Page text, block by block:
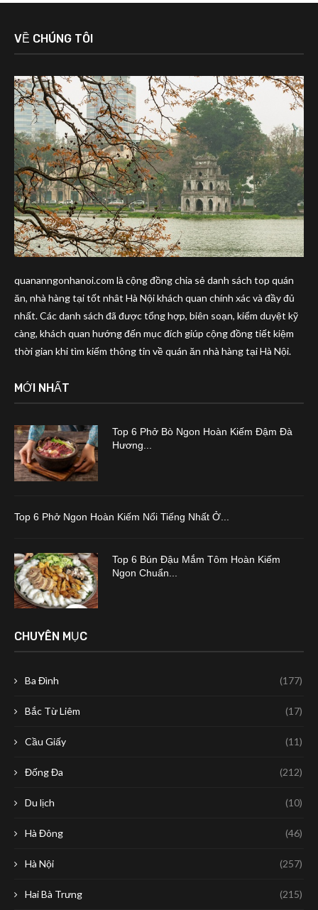
VỀ CHÚNG TÔI
quananngonhanoi.com là cộng đồng chia sẻ danh sách top quán
ăn, nhà hàng tại tốt nhât Hà Nội khách quan chính xác và đầy đủ
nhất. Các danh sách đã được tổng hợp, biên soạn, kiểm duyệt kỹ
càng, khách quan hướng đến mục đích giúp cộng đồng tiết kiệm
thời gian khi tìm kiếm thông tin về quán ăn nhà hàng tại Hà Nội.
MỚI NHẤT
Top 6 Phở Bò Ngon Hoàn Kiếm Đậm Đà
Hương...
Top 6 Phở Ngon Hoàn Kiếm Nổi Tiếng Nhất Ở...
Top 6 Bún Đậu Mắm Tôm Hoàn Kiếm
Ngon Chuẩn...
CHUYÊN MỤC
Ba Đình (177)
Bắc Từ Liêm (17)
Cầu Giấy (11)
Đống Đa (212)
Du lịch (10)
Hà Đông (46)
Hà Nội (257)
Hai Bà Trưng (215)